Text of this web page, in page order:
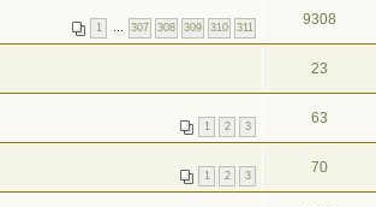
1 … 307 308 309 310 311 9308
23
1 2 3 63
1 2 3 70